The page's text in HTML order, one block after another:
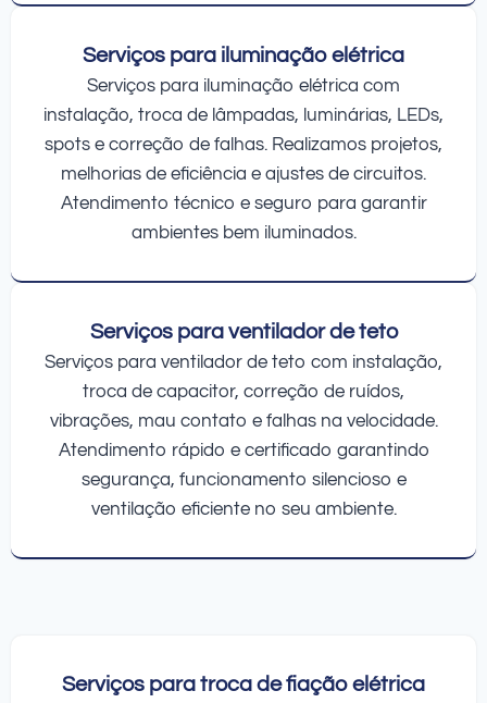
Serviços para iluminação elétrica
Serviços para iluminação elétrica com
instalação, troca de lâmpadas, luminárias, LEDs,
spots e correção de falhas. Realizamos projetos,
melhorias de eficiência e ajustes de circuitos.
Atendimento técnico e seguro para garantir
ambientes bem iluminados.
Serviços para ventilador de teto
Serviços para ventilador de teto com instalação,
troca de capacitor, correção de ruídos,
vibrações, mau contato e falhas na velocidade.
Atendimento rápido e certificado garantindo
segurança, funcionamento silencioso e
ventilação eficiente no seu ambiente.
Serviços para troca de fiação elétrica